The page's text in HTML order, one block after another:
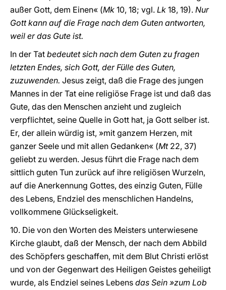
außer Gott, dem Einen« (Mk 10, 18; vgl. Lk 18, 19). Nur
Gott kann auf die Frage nach dem Guten antworten,
weil er das Gute ist.
In der Tat bedeutet sich nach dem Guten zu fragen
letzten Endes, sich Gott, der Fülle des Guten,
zuzuwenden. Jesus zeigt, daß die Frage des jungen
Mannes in der Tat eine religiöse Frage ist und daß das
Gute, das den Menschen anzieht und zugleich
verpflichtet, seine Quelle in Gott hat, ja Gott selber ist.
Er, der allein würdig ist, »mit ganzem Herzen, mit
ganzer Seele und mit allen Gedanken« (Mt22, 37)
geliebt zu werden. Jesus führt die Frage nach dem
sittlich guten Tun zurück auf ihre religiösen Wurzeln,
auf die Anerkennung Gottes, des einzig Guten, Fülle
des Lebens, Endziel des menschlichen Handelns,
vollkommene Glückseligkeit.
10. Die von den Worten des Meisters unterwiesene
Kirche glaubt, daß der Mensch, der nach dem Abbild
des Schöpfers geschaffen, mit dem Blut Christi erlöst
und von der Gegenwart des Heiligen Geistes geheiligt
wurde, als Endziel seines Lebens das Sein »zum Lob